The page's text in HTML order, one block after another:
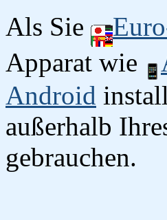
Als Sie
Apparat wie
Android
außerhalb
gebrauchen.